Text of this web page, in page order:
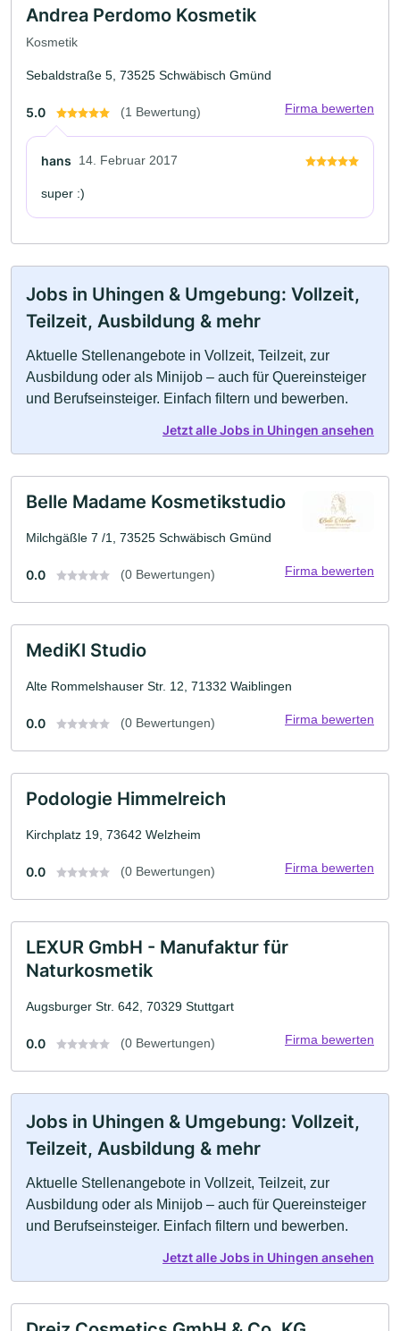
Andrea Perdomo Kosmetik
Kosmetik
Sebaldstraße 5, 73525 Schwäbisch Gmünd
5.0 (1 Bewertung) Firma bewerten
hans 14. Februar 2017
super :)
Jobs in Uhingen & Umgebung: Vollzeit,
Teilzeit, Ausbildung & mehr
Aktuelle Stellenangebote in Vollzeit, Teilzeit, zur
Ausbildung oder als Minijob – auch für Quereinsteiger
und Berufseinsteiger. Einfach filtern und bewerben.
Jetzt alle Jobs in Uhingen ansehen
Belle Madame Kosmetikstudio
Milchgäßle 7 /1, 73525 Schwäbisch Gmünd
0.0 (0 Bewertungen) Firma bewerten
MediKl Studio
Alte Rommelshauser Str. 12, 71332 Waiblingen
0.0 (0 Bewertungen) Firma bewerten
Podologie Himmelreich
Kirchplatz 19, 73642 Welzheim
0.0 (0 Bewertungen) Firma bewerten
LEXUR GmbH - Manufaktur für
Naturkosmetik
Augsburger Str. 642, 70329 Stuttgart
0.0 (0 Bewertungen) Firma bewerten
Jobs in Uhingen & Umgebung: Vollzeit,
Teilzeit, Ausbildung & mehr
Aktuelle Stellenangebote in Vollzeit, Teilzeit, zur
Ausbildung oder als Minijob – auch für Quereinsteiger
und Berufseinsteiger. Einfach filtern und bewerben.
Jetzt alle Jobs in Uhingen ansehen